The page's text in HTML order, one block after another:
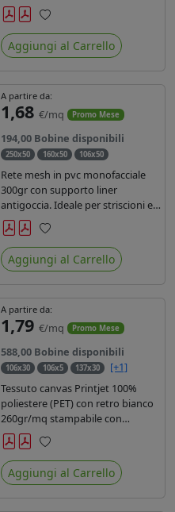
latex, uv, ecosolvente. Finitura a
rombi spundbond e coating
superficiale con totale assenza di
peluria. Occhiellabile, non
Preferiti
Aggiungi al Carrello
A partire da:
1,68 €/mq Promo Mese
194,00 Bobine disponibili
250x50 160x50 106x50
Rete mesh in pvc monofacciale
300gr con supporto liner
antigoccia. Ideale per striscioni e
coperture antivento. Saldabile,
stampabile con inchiostri
solvente, ecosolvente, uv e latex.
Densità fili 1000x1000 , filato 9x13.
Preferiti
Aggiungi al Carrello
A partire da:
1,79 €/mq Promo Mese
588,00 Bobine disponibili
106x30 106x5 137x30
[+1]
Tessuto canvas Printjet 100%
poliestere (PET) con retro bianco
260gr/mq stampabile con
inchiostri solvente, ecosolvente,
uv e latex.
Preferiti
Aggiungi al Carrello